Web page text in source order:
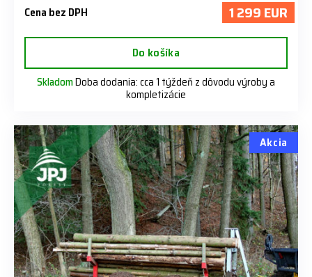
Cena bez DPH 1 299 EUR
Do košíka
SkladomDoba dodania: cca 1 týždeň z dôvodu výroby a
kompletizácie
Akcia